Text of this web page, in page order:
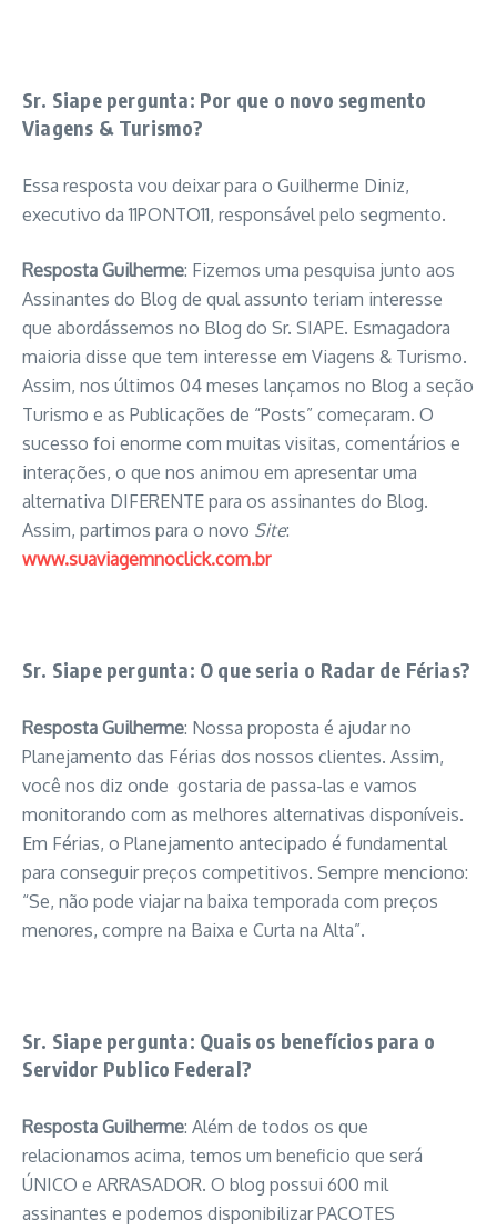
Sr. Siape pergunta: Por que o novo segmento
Viagens & Turismo?
Essa resposta vou deixar para o Guilherme Diniz,
executivo da 11PONTO11, responsável pelo segmento.
Resposta Guilherme: Fizemos uma pesquisa junto aos
Assinantes do Blog de qual assunto teriam interesse
que abordássemos no Blog do Sr. SIAPE. Esmagadora
maioria disse que tem interesse em Viagens & Turismo.
Assim, nos últimos 04 meses lançamos no Blog a seção
Turismo e as Publicações de “Posts” começaram. O
sucesso foi enorme com muitas visitas, comentários e
interações, o que nos animou em apresentar uma
alternativa DIFERENTE para os assinantes do Blog.
Assim, partimos para o novo Site:
www.suaviagemnoclick.com.br
Sr. Siape pergunta: O que seria o Radar de Férias?
Resposta Guilherme: Nossa proposta é ajudar no
Planejamento das Férias dos nossos clientes. Assim,
você nos diz onde gostaria de passa-las e vamos
monitorando com as melhores alternativas disponíveis.
Em Férias, o Planejamento antecipado é fundamental
para conseguir preços competitivos. Sempre menciono:
“Se, não pode viajar na baixa temporada com preços
menores, compre na Baixa e Curta na Alta”.
Sr. Siape pergunta: Quais os benefícios para o
Servidor Publico Federal?
Resposta Guilherme: Além de todos os que
relacionamos acima, temos um beneficio que será
ÚNICO e ARRASADOR. O blog possui 600 mil
assinantes e podemos disponibilizar PACOTES